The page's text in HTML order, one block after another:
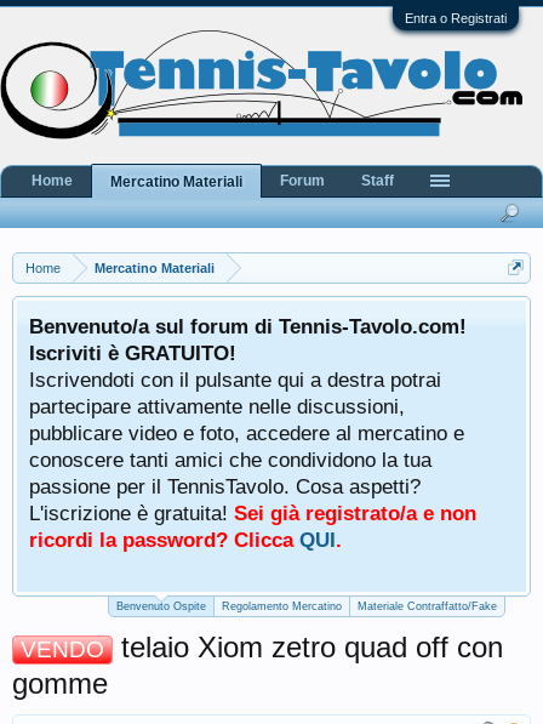
Entra o Registrati
Home Mercatino Materiali
Benvenuto/a sul forum di Tennis-Tavolo.com!
Iscriviti è GRATUITO!
Iscrivendoti con il pulsante qui a destra potrai
partecipare attivamente nelle discussioni,
pubblicare video e foto, accedere al mercatino e
conoscere tanti amici che condividono la tua
passione per il TennisTavolo. Cosa aspetti?
L'iscrizione è gratuita! Sei già registrato/a e non
ricordi la password? Clicca QUI.
Benvenuto Ospite Regolamento Mercatino Materiale Contraffatto/Fake
VENDO
telaio Xiom zetro quad off con
gomme
Home Mercatino Materiali Forum Staff